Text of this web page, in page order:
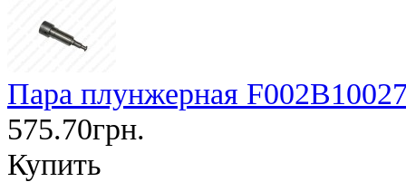
Пара плунжерная
575.70грн.
Купить